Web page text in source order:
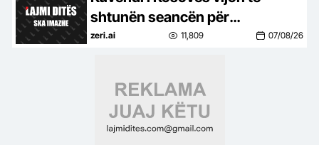
shtunën seancën për
konstituimin
zeri.ai 11,809 07/08/26